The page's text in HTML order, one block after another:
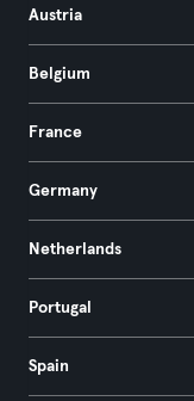
Austria
Belgium
France
Germany
Netherlands
Portugal
Spain